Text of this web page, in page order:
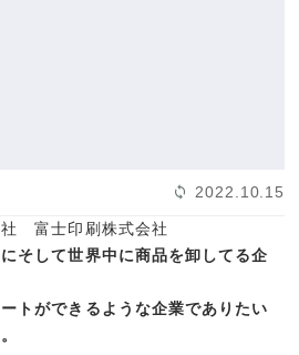
2022.10.15
社 富士印刷株式会社
そして世界中に商品を卸してる企
トができるような企業でありたい